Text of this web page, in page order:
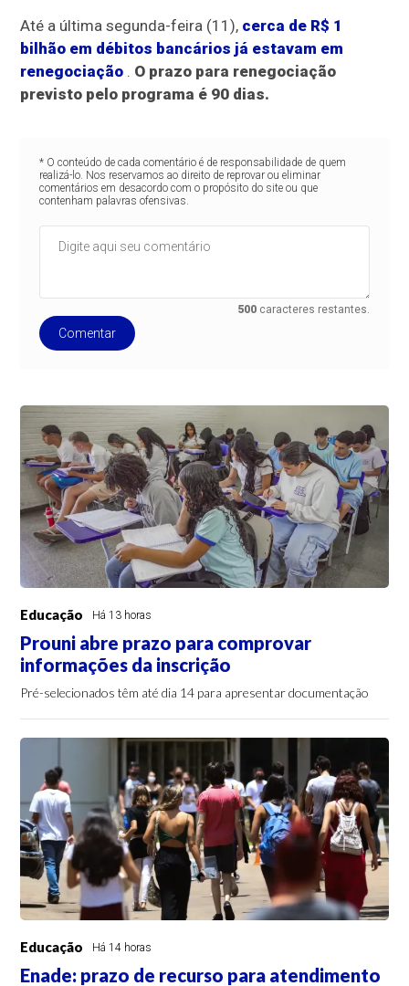
Até a última segunda-feira (11), cerca de R$ 1
bilhão em débitos bancários já estavam em
renegociação . O prazo para renegociação
previsto pelo programa é 90 dias.
* O conteúdo de cada comentário é de responsabilidade de quem
realizá-lo. Nos reservamos ao direito de reprovar ou eliminar
comentários em desacordo com o propósito do site ou que
contenham palavras ofensivas.
500 caracteres restantes.
Comentar
Educação Há 13 horas
Prouni abre prazo para comprovar
informações da inscrição
Pré-selecionados têm até dia 14 para apresentar documentação
Educação Há 14 horas
Enade: prazo de recurso para atendimento